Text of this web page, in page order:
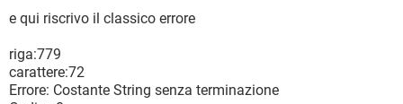
e qui riscrivo il classico errore
riga:779
carattere:72
Errore: Costante String senza terminazione